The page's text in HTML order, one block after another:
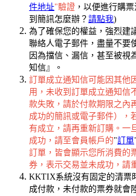
件地址"驗證 ，以便進行購
到簡訊怎麼辦？ 請點我)
為了確保您的權益，強烈建
聯絡人電子郵件，盡量不要
因為擋信、漏信，甚至被視
知信』。
訂單成立通知信可能因其他
用，未收到訂單成立通知信
款失敗，請於付款期限之內
成功的簡訊或電子郵件），
有成立，請再重新訂購。一
成功，請至會員帳戶的"訂單
訂單，皆會顯示您所消費的
券，表示交易並未成功，請
KKTIX系統沒有固定的清票
成付款，未付款的票券就會